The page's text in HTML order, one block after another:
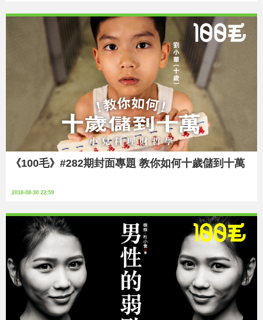
《100毛》#282期封面專題 教你如何十歲儲到十萬
2018-08-30 22:59